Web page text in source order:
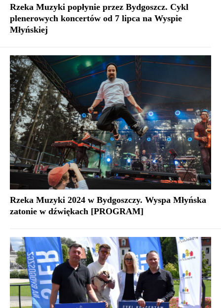
Rzeka Muzyki popłynie przez Bydgoszcz. Cykl
plenerowych koncertów od 7 lipca na Wyspie
Młyńskiej
Rzeka Muzyki 2024 w Bydgoszczy. Wyspa Młyńska
zatonie w dźwiękach [PROGRAM]